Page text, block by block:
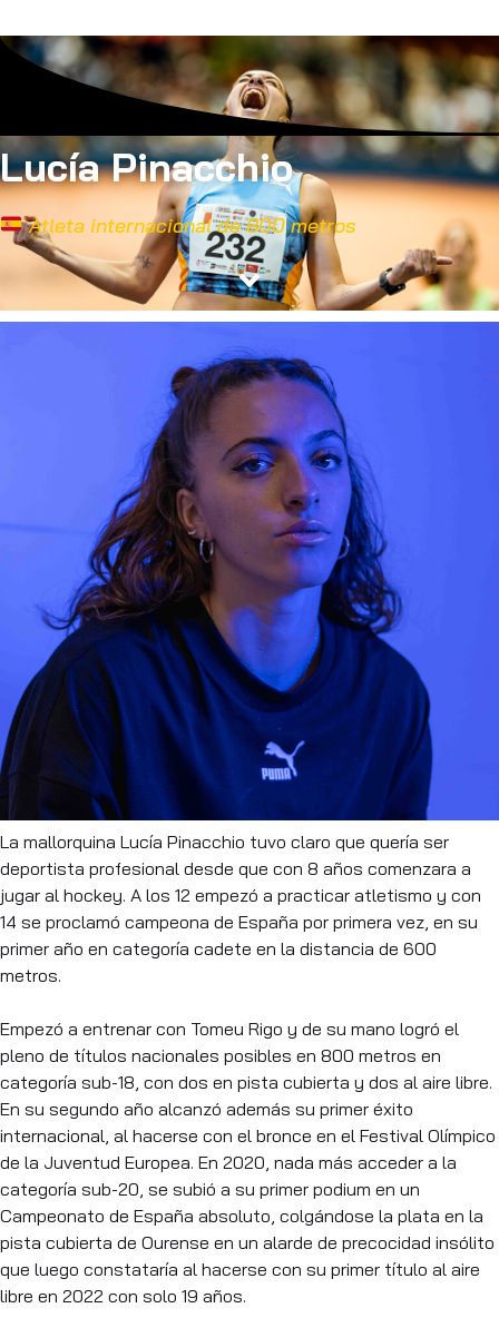
Lucía Pinacchio
Atleta internacional de 800 metros
La mallorquina Lucía Pinacchio tuvo claro que quería ser
deportista profesional desde que con 8 años comenzara a
jugar al hockey. A los 12 empezó a practicar atletismo y con
14 se proclamó campeona de España por primera vez, en su
primer año en categoría cadete en la distancia de 600
metros.
Empezó a entrenar con Tomeu Rigo y de su mano logró el
pleno de títulos nacionales posibles en 800 metros en
categoría sub-18, con dos en pista cubierta y dos al aire libre.
En su segundo año alcanzó además su primer éxito
internacional, al hacerse con el bronce en el Festival Olímpico
de la Juventud Europea. En 2020, nada más acceder a la
categoría sub-20, se subió a su primer podium en un
Campeonato de España absoluto, colgándose la plata en la
pista cubierta de Ourense en un alarde de precocidad insólito
que luego constataría al hacerse con su primer título al aire
libre en 2022 con solo 19 años.